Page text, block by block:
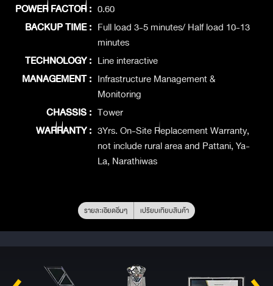
POWER FACTOR : 0.60
BACKUP TIME : Full load 3-5 minutes/ Half load 10-13
minutes
TECHNOLOGY : Line interactive
MANAGEMENT : Infrastructure Management &
Monitoring
CHASSIS : Tower
WARRANTY : 3Yrs. On-Site Replacement Warranty,
not include rural area and Pattani, Ya-
La, Narathiwas
รายละเอียดอื่นๆ เปรียบเทียบสินค้า